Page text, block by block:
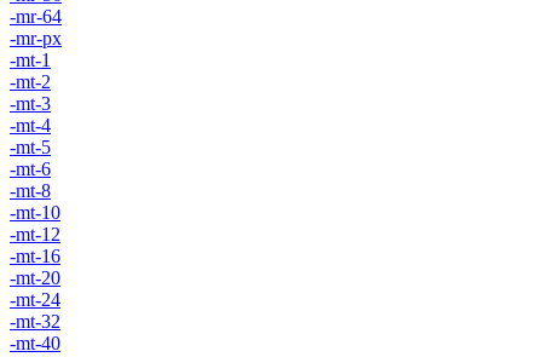
-mr-64
-mr-px
-mt-1
-mt-2
-mt-3
-mt-4
-mt-5
-mt-6
-mt-8
-mt-10
-mt-12
-mt-16
-mt-20
-mt-24
-mt-32
-mt-40